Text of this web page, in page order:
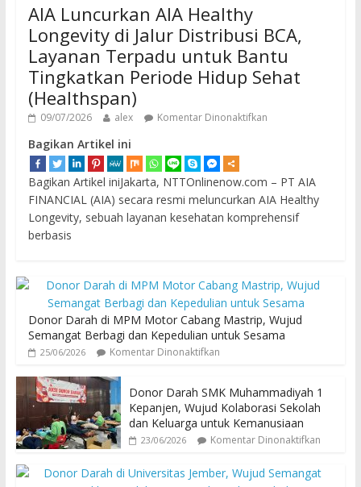
AIA Luncurkan AIA Healthy
Longevity di Jalur Distribusi BCA,
Layanan Terpadu untuk Bantu
Tingkatkan Periode Hidup Sehat
(Healthspan)
09/07/2026 alex Komentar Dinonaktifkan
Bagikan Artikel ini
Bagikan Artikel iniJakarta, NTTOnlinenow.com – PT AIA
FINANCIAL (AIA) secara resmi meluncurkan AIA Healthy
Longevity, sebuah layanan kesehatan komprehensif
berbasis
Donor Darah di MPM Motor Cabang Mastrip, Wujud
Semangat Berbagi dan Kepedulian untuk Sesama
25/06/2026 Komentar Dinonaktifkan
Donor Darah SMK Muhammadiyah 1
Kepanjen, Wujud Kolaborasi Sekolah
dan Keluarga untuk Kemanusiaan
23/06/2026 Komentar Dinonaktifkan